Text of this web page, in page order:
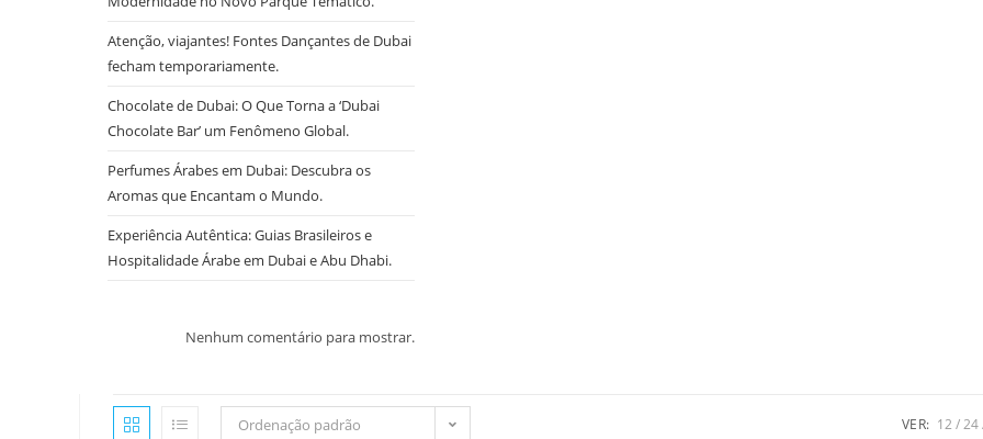
Ordenação padrão VER: 12 24
Atenção, viajantes! Fontes Dançantes de Dubai
fecham temporariamente.
Chocolate de Dubai: O Que Torna a ‘Dubai
Chocolate Bar’ um Fenômeno Global.
Perfumes Árabes em Dubai: Descubra os
Aromas que Encantam o Mundo.
Experiência Autêntica: Guias Brasileiros e
Hospitalidade Árabe em Dubai e Abu Dhabi.
Nenhum comentário para mostrar.